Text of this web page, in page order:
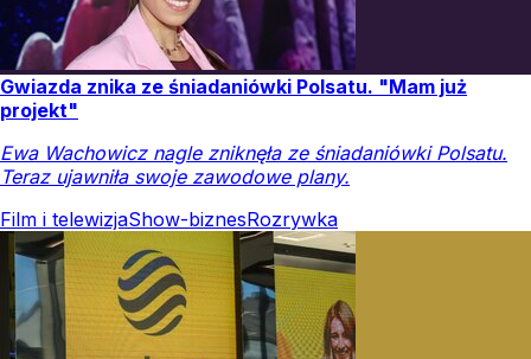
Gwiazda znika ze śniadaniówki Polsatu. "Mam już
projekt"
Ewa Wachowicz nagle zniknęła ze śniadaniówki Polsatu.
Teraz ujawniła swoje zawodowe plany.
Film i telewizjaShow-biznesRozrywka